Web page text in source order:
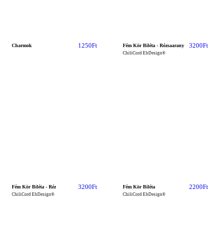
Charmok 1250Ft Fém Kör Biléta - Rózsaarany 3200Ft
ChiliCord EbDesign®
Fém Kör Biléta - Réz 3200Ft
ChiliCord EbDesign®
Fém Kör Biléta 2200Ft
ChiliCord EbDesign®